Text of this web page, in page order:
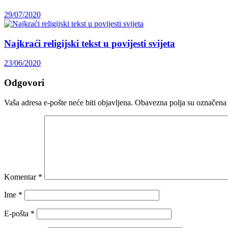
29/07/2020
Najkraći religijski tekst u povijesti svijeta
23/06/2020
Odgovori
Vaša adresa e-pošte neće biti objavljena. Obavezna polja su
Komentar *
Ime *
E-pošta *